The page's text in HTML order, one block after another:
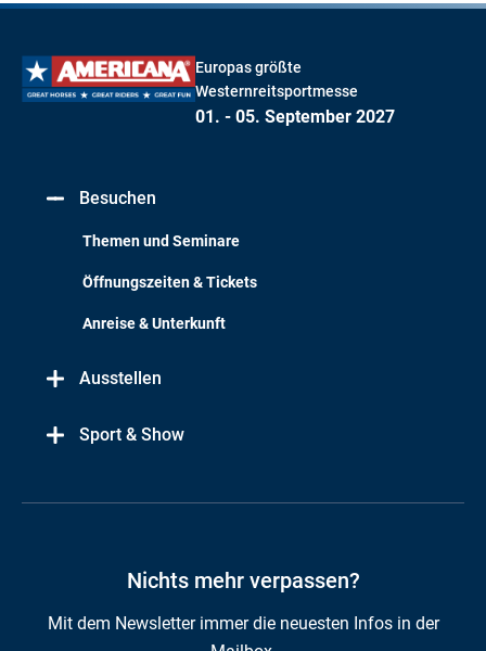
Europas größte
Westernreitsportmesse
01. - 05. September 2027
Besuchen
Themen und Seminare
Öffnungszeiten & Tickets
Anreise & Unterkunft
Ausstellen
Sport & Show
Nichts mehr verpassen?
Mit dem Newsletter immer die neuesten Infos in der